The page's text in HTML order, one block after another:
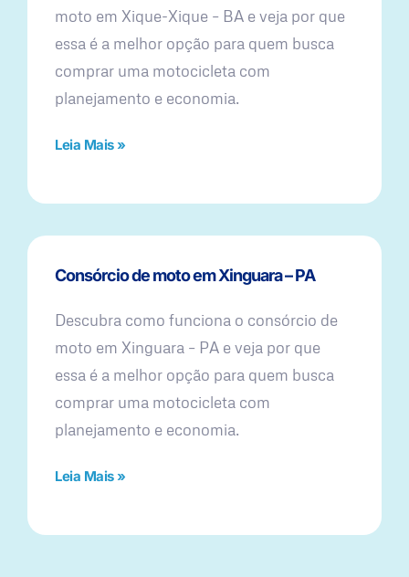
moto em Xique-Xique – BA e veja por que
essa é a melhor opção para quem busca
comprar uma motocicleta com
planejamento e economia.
Leia Mais »
Consórcio de moto em Xinguara – PA
Descubra como funciona o consórcio de
moto em Xinguara – PA e veja por que
essa é a melhor opção para quem busca
comprar uma motocicleta com
planejamento e economia.
Leia Mais »